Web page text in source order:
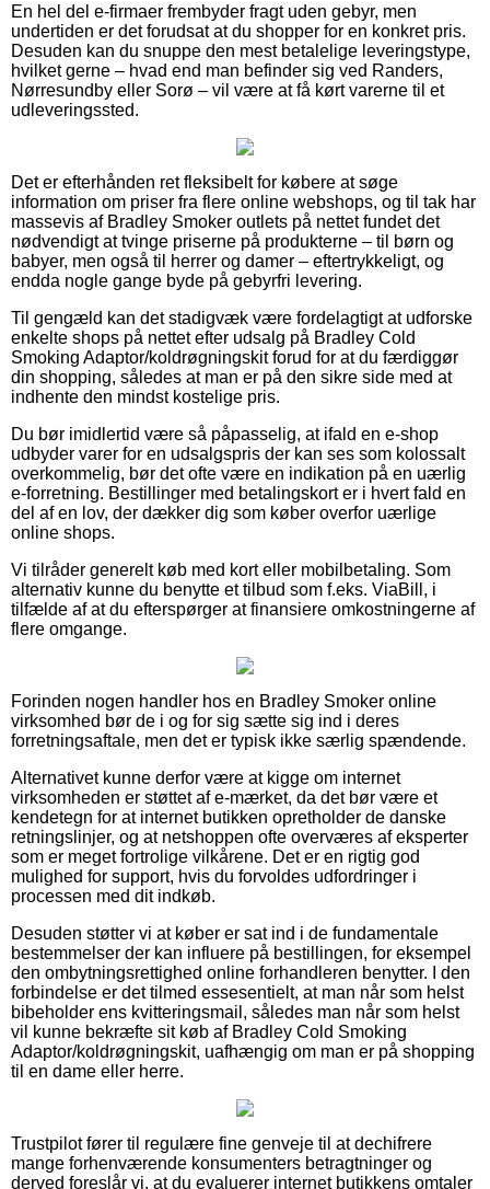
En hel del e-firmaer frembyder fragt uden gebyr, men
undertiden er det forudsat at du shopper for en konkret pris.
Desuden kan du snuppe den mest betalelige leveringstype,
hvilket gerne – hvad end man befinder sig ved Randers,
Nørresundby eller Sorø – vil være at få kørt varerne til et
udleveringssted.
Det er efterhånden ret fleksibelt for købere at søge
information om priser fra flere online webshops, og til tak har
massevis af Bradley Smoker outlets på nettet fundet det
nødvendigt at tvinge priserne på produkterne – til børn og
babyer, men også til herrer og damer – eftertrykkeligt, og
endda nogle gange byde på gebyrfri levering.
Til gengæld kan det stadigvæk være fordelagtigt at udforske
enkelte shops på nettet efter udsalg på Bradley Cold
Smoking Adaptor/koldrøgningskit forud for at du færdiggør
din shopping, således at man er på den sikre side med at
indhente den mindst kostelige pris.
Du bør imidlertid være så påpasselig, at ifald en e-shop
udbyder varer for en udsalgspris der kan ses som kolossalt
overkommelig, bør det ofte være en indikation på en uærlig
e-forretning. Bestillinger med betalingskort er i hvert fald en
del af en lov, der dækker dig som køber overfor uærlige
online shops.
Vi tilråder generelt køb med kort eller mobilbetaling. Som
alternativ kunne du benytte et tilbud som f.eks. ViaBill, i
tilfælde af at du efterspørger at finansiere omkostningerne af
flere omgange.
Forinden nogen handler hos en Bradley Smoker online
virksomhed bør de i og for sig sætte sig ind i deres
forretningsaftale, men det er typisk ikke særlig spændende.
Alternativet kunne derfor være at kigge om internet
virksomheden er støttet af e-mærket, da det bør være et
kendetegn for at internet butikken opretholder de danske
retningslinjer, og at netshoppen ofte overværes af eksperter
som er meget fortrolige vilkårene. Det er en rigtig god
mulighed for support, hvis du forvoldes udfordringer i
processen med dit indkøb.
Desuden støtter vi at køber er sat ind i de fundamentale
bestemmelser der kan influere på bestillingen, for eksempel
den ombytningsrettighed online forhandleren benytter. I den
forbindelse er det tilmed essesentielt, at man når som helst
bibeholder ens kvitteringsmail, således man når som helst
vil kunne bekræfte sit køb af Bradley Cold Smoking
Adaptor/koldrøgningskit, uafhængig om man er på shopping
til en dame eller herre.
Trustpilot fører til regulære fine genveje til at dechifrere
mange forhenværende konsumenters betragtninger og
derved foreslår vi, at du evaluerer internet butikkens omtaler